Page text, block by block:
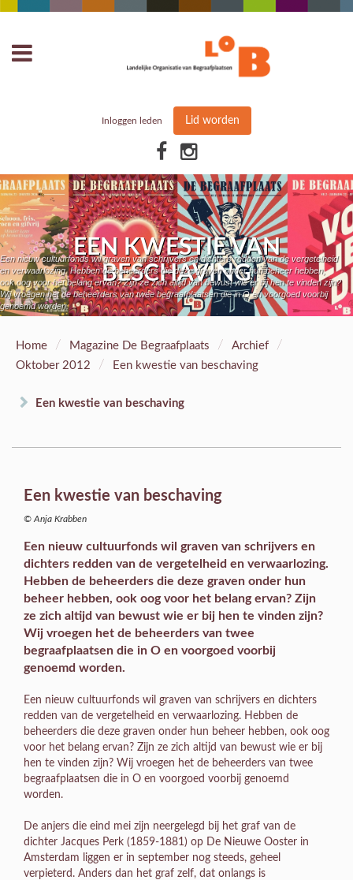
Inloggen leden Lid worden
EEN KWESTIE VAN
BESCHAVING
Een nieuw cultuurfonds wil graven van schrijvers en dichters redden van de vergetelheid
en verwaarlozing. Hebben de beheerders die deze graven onder hun beheer hebben,
ook oog voor het belang ervan? Zijn ze zich altijd van bewust wie er bij hen te vinden zijn?
Wij vroegen het de beheerders van twee begraafplaatsen die in O en voorgoed voorbij
genoemd worden.
Home / Magazine De Begraafplaats / Archief /
Oktober 2012 / Een kwestie van beschaving
Een kwestie van beschaving
Een kwestie van beschaving
© Anja Krabben
Een nieuw cultuurfonds wil graven van schrijvers en
dichters redden van de vergetelheid en verwaarlozing.
Hebben de beheerders die deze graven onder hun
beheer hebben, ook oog voor het belang ervan? Zijn
ze zich altijd van bewust wie er bij hen te vinden zijn?
Wij vroegen het de beheerders van twee
begraafplaatsen die in O en voorgoed voorbij
genoemd worden.
Een nieuw cultuurfonds wil graven van schrijvers en dichters
redden van de vergetelheid en verwaarlozing. Hebben de
beheerders die deze graven onder hun beheer hebben, ook oog
voor het belang ervan? Zijn ze zich altijd van bewust wie er bij
hen te vinden zijn? Wij vroegen het de beheerders van twee
begraafplaatsen die in O en voorgoed voorbij genoemd
worden.
De anjers die eind mei zijn neergelegd bij het graf van de
dichter Jacques Perk (1859-1881) op De Nieuwe Ooster in
Amsterdam liggen er in september nog steeds, geheel
verpieterd. Anders dan het graf zelf, dat onlangs is